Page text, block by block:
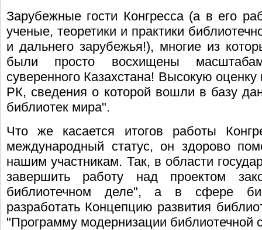
Зарубежные гости Конгресса (а в его
ученые, теоретики и практики
и дальнего зарубежья!), многие из
были просто восхищены
суверенного Казахстана! Высокую
РК, сведения о которой вошли в базу
библиотек мира".
Что же касается итогов работы
международный статус, он здорово
нашим участникам. Так, в области
завершить работу над проектом
библиотечном деле", а в сфере
разработать Концепцию развития
"Программу модернизации библиотечной